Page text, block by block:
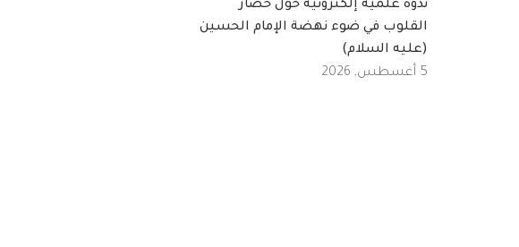
ندوة علمية إلكترونية حول حصار
القلوب في ضوء نهضة الإمام الحسين
(عليه السلام)
5 أغسطس, 2026